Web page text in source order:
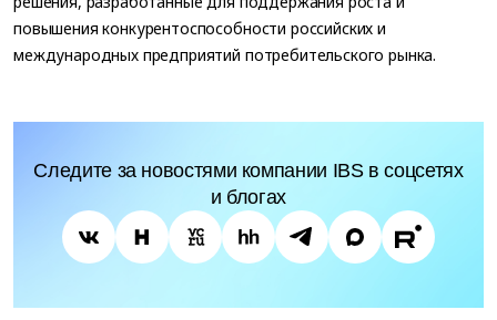
повышения конкурентоспособности российских и
международных предприятий потребительского рынка.
Следите за новостями компании IBS в соцсетях
и блогах